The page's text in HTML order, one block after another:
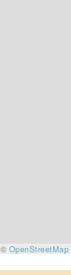
© OpenStreetMap